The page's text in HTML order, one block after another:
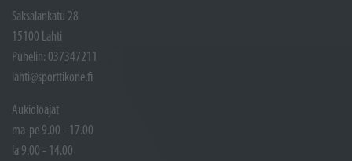
Saksalankatu 28
15100 Lahti
Puhelin: 037347211
lahti@sporttikone.fi
Aukioloajat
ma-pe 9.00 - 17.00
la 9.00 - 14.00